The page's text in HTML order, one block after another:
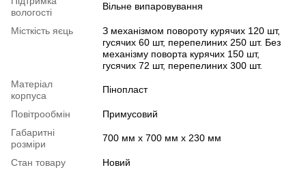
вологості
Вільне випаровування
Місткість яєць
З механізмом повороту курячих 120 шт,
гусячих 60 шт, перепелиних 250 шт. Без
механізму поворта курячих 150 шт,
гусячих 72 шт, перепелиних 300 шт.
Матеріал
корпуса
Пінопласт
Повітрообмін
Примусовий
Габаритні
розміри
700 мм х 700 мм х 230 мм
Стан товару Новий